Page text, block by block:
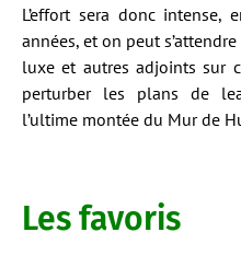
L’effort sera donc intense,
années, et on peut
luxe et autres adjoints sur
perturber les plans de
l’ultime montée du Mur de
Les favoris